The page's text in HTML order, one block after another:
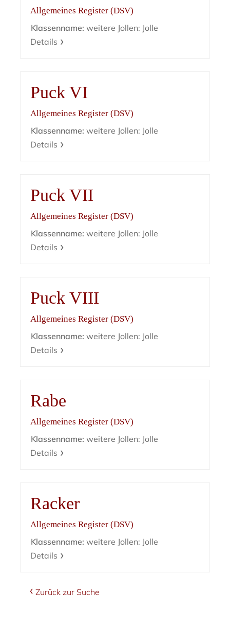
Allgemeines Register (DSV)
Klassenname: weitere Jollen: Jolle
Details
Puck VI
Allgemeines Register (DSV)
Klassenname: weitere Jollen: Jolle
Details
Puck VII
Allgemeines Register (DSV)
Klassenname: weitere Jollen: Jolle
Details
Puck VIII
Allgemeines Register (DSV)
Klassenname: weitere Jollen: Jolle
Details
Rabe
Allgemeines Register (DSV)
Klassenname: weitere Jollen: Jolle
Details
Racker
Allgemeines Register (DSV)
Klassenname: weitere Jollen: Jolle
Details
Zurück zur Suche